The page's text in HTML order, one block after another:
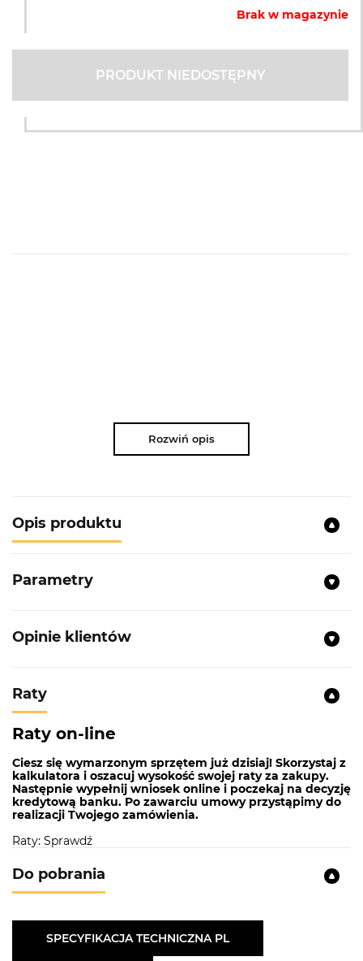
Brak w magazynie
PRODUKT NIEDOSTĘPNY
Rozwiń opis
Opis produktu
Parametry
Opinie klientów
Raty
Raty on-line
Ciesz się wymarzonym sprzętem już dzisiaj! Skorzystaj z
kalkulatora i oszacuj wysokość swojej raty za zakupy.
Następnie wypełnij wniosek online i poczekaj na decyzję
kredytową banku. Po zawarciu umowy przystąpimy do
realizacji Twojego zamówienia.
Raty: Sprawdź
Do pobrania
SPECYFIKACJA TECHNICZNA PL